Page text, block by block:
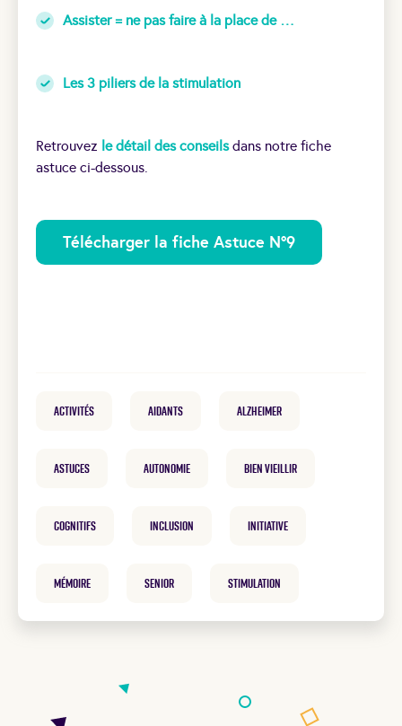
Assister = ne pas faire à la place de …
Les 3 piliers de la stimulation
Retrouvez le détail des conseilsdans notre fiche
astuce ci-dessous.
Télécharger la fiche Astuce N°9
Activités Aidants Alzheimer
Astuces Autonomie Bien vieillir
cognitifs inclusion Initiative
mémoire Senior Stimulation